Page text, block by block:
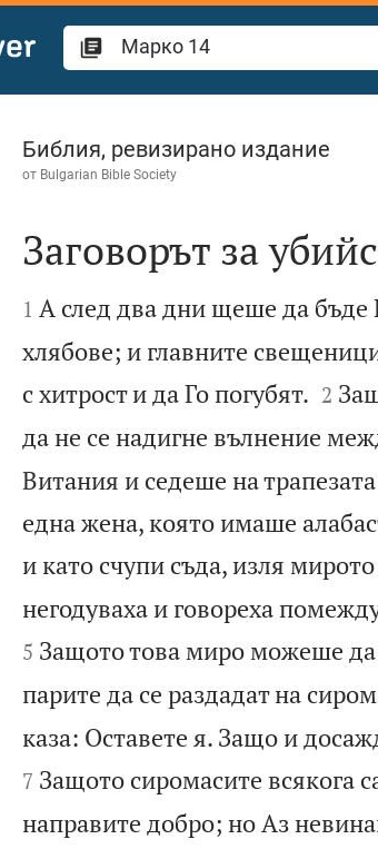
Марко 14
Библия, ревизирано издание
от Bulgarian Bible Society

Заговорът за

1 А след два дни щеше да бъде
хлябове; и главните
с хитрост и да Го погубят.
2
да не се надигне вълнение
Витания и седеше на
една жена, която имаше
и като счупи съда, изля
негодуваха и говореха
5 Защото това миро можеше да
парите да се раздадат на
каза: Оставете я. Защо и
7 Защото сиромасите всякога
направите добро; но Аз